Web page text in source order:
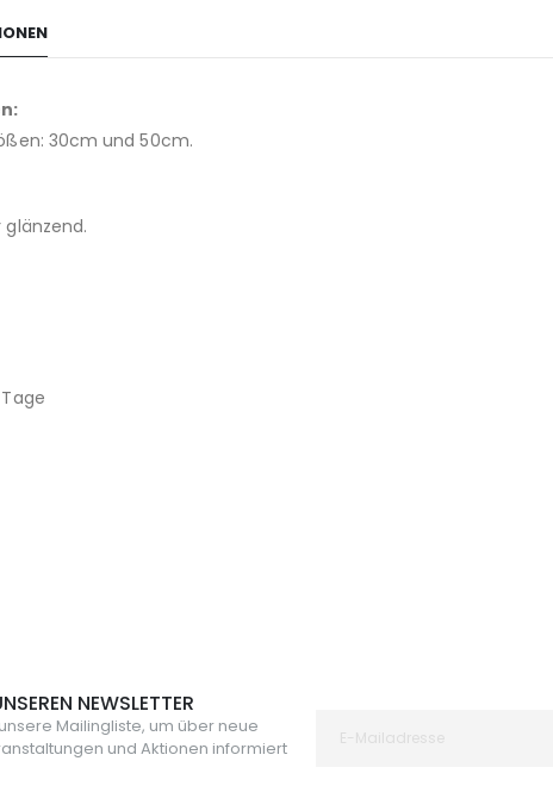
30cm und 50cm.
glänzend.
NEWSLETTER
Mailingliste, um über neue
und Aktionen informiert